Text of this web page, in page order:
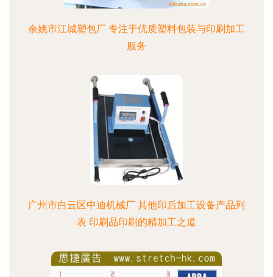
余姚市江城塑包厂 专注于优质塑料包装与印刷加工
服务
广州市白云区中迪机械厂 其他印后加工设备产品列
表 印刷品印刷的精加工之道